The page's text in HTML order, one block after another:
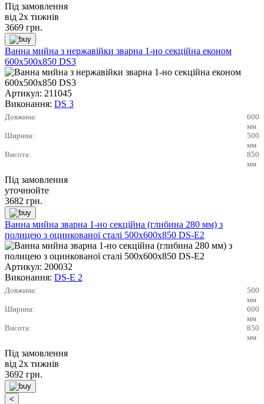
Під замовлення
від 2х тижнів
3669 грн.
Ванна мийна з нержавійки зварна 1-но секційна економ
600х500х850 DS3
Артикул: 211045
Виконання: DS 3
Довжина:
600
мм
Ширина:
500
мм
Висота:
850
мм
Під замовлення
уточнюйте
3682 грн.
Ванна мийна зварна 1-но секційна (глибина 280 мм) з
полицею з оцинкованої сталі 500х600х850 DS-E2
Артикул: 200032
Виконання: DS-E 2
Довжина:
500
мм
Ширина:
600
мм
Висота:
850
мм
Під замовлення
від 2х тижнів
3692 грн.